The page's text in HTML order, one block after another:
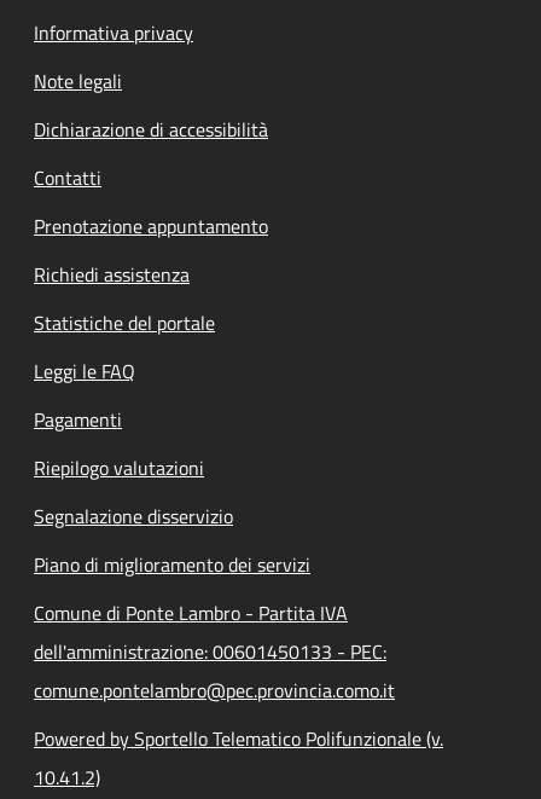
Informativa privacy
Note legali
Dichiarazione di accessibilità
Contatti
Prenotazione appuntamento
Richiedi assistenza
Statistiche del portale
Leggi le FAQ
Pagamenti
Riepilogo valutazioni
Segnalazione disservizio
Piano di miglioramento dei servizi
Comune di Ponte Lambro - Partita IVA
dell'amministrazione: 00601450133 - PEC:
comune.pontelambro@pec.provincia.como.it
Powered by Sportello Telematico Polifunzionale (v.
10.41.2)